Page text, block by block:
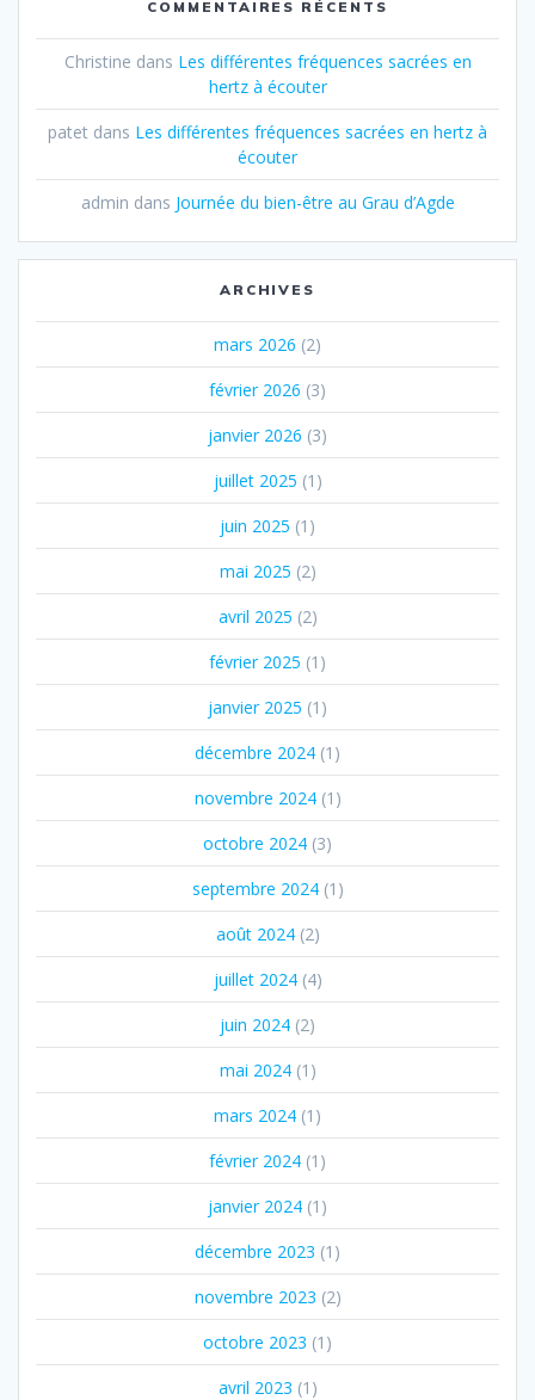
COMMENTAIRES RÉCENTS
Christine dans Les différentes fréquences sacrées en
hertz à écouter
patet dans Les différentes fréquences sacrées en hertz à
écouter
admin dans Journée du bien-être au Grau d’Agde
ARCHIVES
mars 2026 (2)
février 2026 (3)
janvier 2026 (3)
juillet 2025 (1)
juin 2025 (1)
mai 2025 (2)
avril 2025 (2)
février 2025 (1)
janvier 2025 (1)
décembre 2024 (1)
novembre 2024(1)
octobre 2024 (3)
septembre 2024(1)
août 2024(2)
juillet 2024(4)
juin 2024 (2)
mai 2024(1)
mars 2024 (1)
février 2024 (1)
janvier 2024 (1)
décembre 2023 (1)
novembre 2023 (2)
octobre 2023 (1)
avril 2023 (1)